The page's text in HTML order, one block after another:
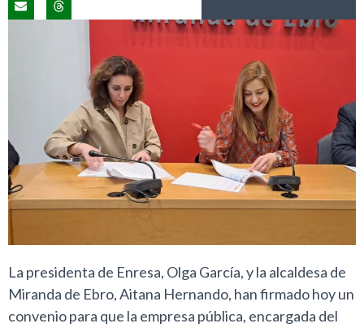
La presidenta de Enresa, Olga García, y la alcaldesa de
Miranda de Ebro, Aitana Hernando, han firmado hoy un
convenio para que la empresa pública, encargada del